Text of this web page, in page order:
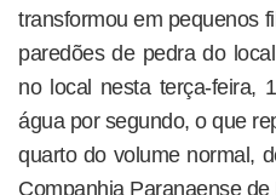
transformou em pequenos
paredões de pedra do
no local nesta terça-feira,
água por segundo, o que
quarto do volume normal,
Companhia Paranaense